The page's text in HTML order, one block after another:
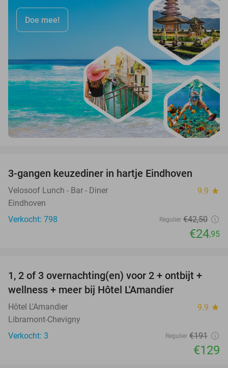
Doe mee!
3-gangen keuzediner in hartje Eindhoven
Velosoof Lunch - Bar - Diner 9.9 star
Eindhoven
Verkocht: 798
Regulier €42,50
€24,95
32%
TODAY
1, 2 of 3 overnachting(en) voor 2 + ontbijt +
wellness + meer bij Hôtel L'Amandier
Hôtel L'Amandier 9.9 star
Libramont-Chevigny
Verkocht: 3
Regulier €191
€129